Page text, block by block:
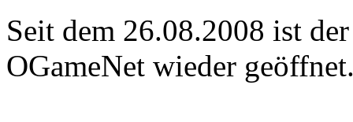
Seit dem 26.08.2008 ist
OGameNet wieder